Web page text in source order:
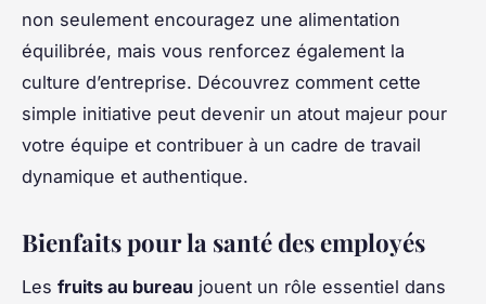
non seulement encouragez une alimentation
équilibrée, mais vous renforcez également la
culture d’entreprise. Découvrez comment cette
simple initiative peut devenir un atout majeur pour
votre équipe et contribuer à un cadre de travail
dynamique et authentique.
Bienfaits pour la santé des employés
Les fruits au bureau jouent un rôle essentiel dans